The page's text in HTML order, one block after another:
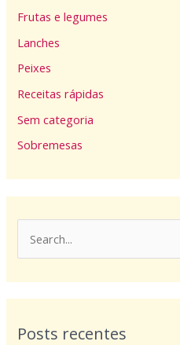
Frutas e legumes
Lanches
Peixes
Receitas rápidas
Sem categoria
Sobremesas
s
u
Posts recentes